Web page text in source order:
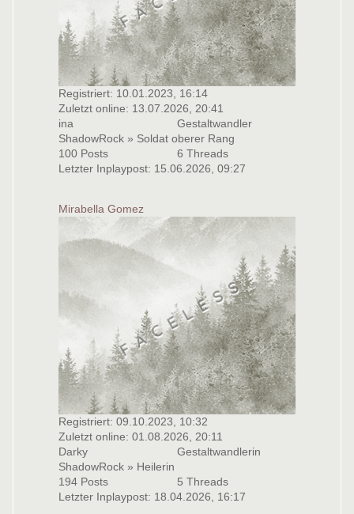
Registriert: 10.01.2023, 16:14
Zuletzt online: 13.07.2026, 20:41
ina
Gestaltwandler
ShadowRock » Soldat oberer Rang
100 Posts
6 Threads
Letzter Inplaypost: 15.06.2026, 09:27
Mirabella Gomez
Registriert: 09.10.2023, 10:32
Zuletzt online: 01.08.2026, 20:11
Darky
Gestaltwandlerin
ShadowRock » Heilerin
194 Posts
5 Threads
Letzter Inplaypost: 18.04.2026, 16:17